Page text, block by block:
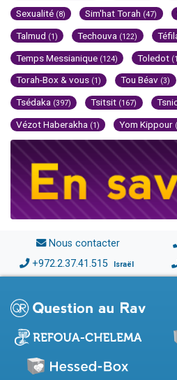
Sexualité (8) Sim'hat Torah (47)
Talmud (1) Techouva (122)
Temps Messianique (124) Toledot
Torah-Box & vous (1) Tou Béav (3)
Tsédaka (397) Tsitsit (167)
Vézot Haberakha (1) Yom Kippour
Nous contacter
+972.2.37.41.515 Israël